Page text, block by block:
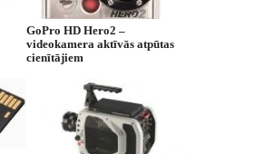
GoPro HD Hero2 –
videokamera aktīvās atpūtas
cienītājiem